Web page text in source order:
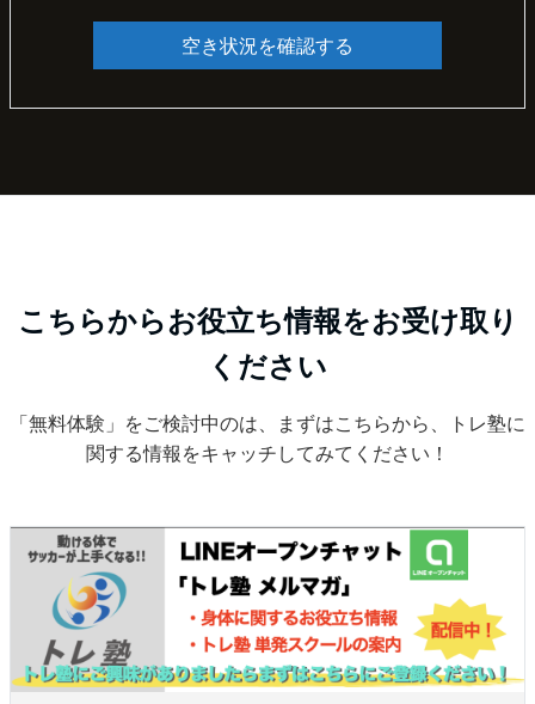
空き状況を確認する
こちらからお役立ち情報をお受け取り
ください
「無料体験」をご検討中のは、まずはこちらから、トレ塾に
関する情報をキャッチしてみてください！